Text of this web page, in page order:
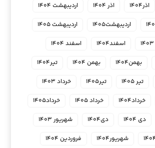
اذر۱۴۰۴ اذر ۱۴۰۴
اردیبهشت ۱۴۰۴
اردیبهشت۱۴۰۵
اردیبهشت ۱۴۰۵
اسفند۱۴۰۴
اسفند ۱۴۰۴
بهمن۱۴۰۴ بهمن ۱۴۰۴
تیر۱۴۰۴
تیر ۱۴۰۵ تیر۱۴۰۵
خرداد ۱۴۰۳
خرداد۱۴۰۴ خرداد ۱۴۰۵
خرداد۱۴۰۵
دی ۱۴۰۴ دی۱۴۰۴
شهریور ۱۴۰۳
شهریور۱۴۰۴ فروردین ۱۴۰۴